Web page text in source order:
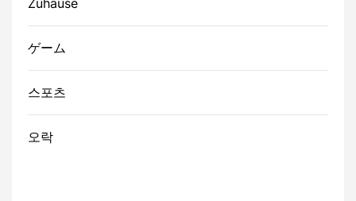
Zuhause
ゲーム
스포츠
오락